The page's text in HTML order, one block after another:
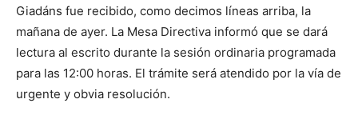
Giadáns fue recibido, como decimos líneas arriba, la
mañana de ayer. La Mesa Directiva informó que se dará
lectura al escrito durante la sesión ordinaria programada
para las 12:00 horas. El trámite será atendido por la vía de
urgente y obvia resolución.